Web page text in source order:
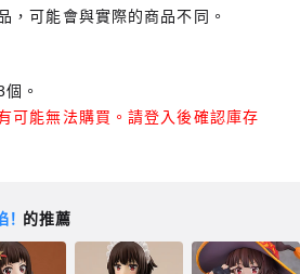
，可能會與實際的商品不同。
。
可能無法購買。請登入後確認庫存
的推薦